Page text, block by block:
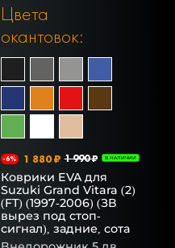
Цвета
окантовок:
-6% 1 880 ₽ 1 990 ₽ В НАЛИЧИИ
Коврики EVA для
Suzuki Grand Vitara (2)
(FT) (1997-2006) (ЗВ
вырез под стоп-
сигнал), задние, сота